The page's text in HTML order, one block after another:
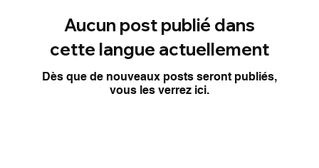
Aucun post publié dans
cette langue actuellement
Dès que de nouveaux posts seront publiés,
vous les verrez ici.